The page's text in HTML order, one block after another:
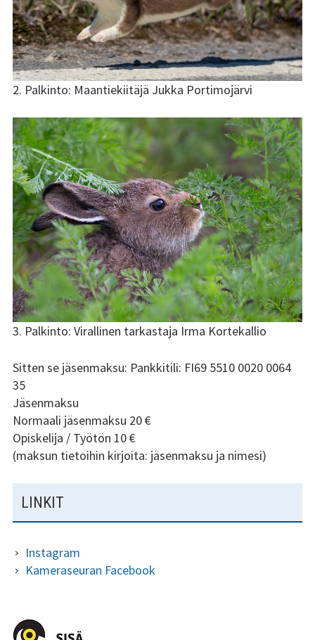
2. Palkinto: Maantiekiitäjä Jukka Portimojärvi
3. Palkinto: Virallinen tarkastaja Irma Kortekallio
Sitten se jäsenmaksu: Pankkitili: FI69 5510 0020 0064
35
Jäsenmaksu
Normaali jäsenmaksu 20 €
Opiskelija / Työtön 10 €
(maksun tietoihin kirjoita: jäsenmaksu ja nimesi)
LINKIT
Instagram
Kameraseuran Facebook
ALAPALKIN